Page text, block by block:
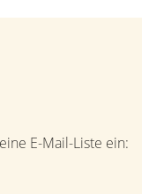
E-Mail-Liste ein: